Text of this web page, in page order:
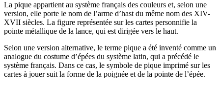
La pique appartient au système français des couleurs et, selon une
version, elle porte le nom de l’arme d’hast du même nom des XIV-
XVII siècles. La figure représentée sur les cartes personnifie la
pointe métallique de la lance, qui est dirigée vers le haut.
Selon une version alternative, le terme pique a été inventé comme un
analogue du costume d’épées du système latin, qui a précédé le
système français. Dans ce cas, le symbole de pique imprimé sur les
cartes à jouer suit la forme de la poignée et de la pointe de l’épée.